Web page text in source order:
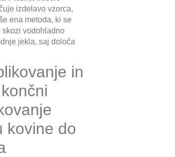
izdelavo vzorca,
ena metoda, ki se
skozi vodohladno
jekla, saj določa
in
kovine do